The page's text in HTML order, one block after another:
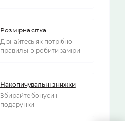
Розмірна сітка
Дізнайтесь як потрібно
правильно робити заміри
Накопичувальні знижки
Збирайте бонуси і
подарунки